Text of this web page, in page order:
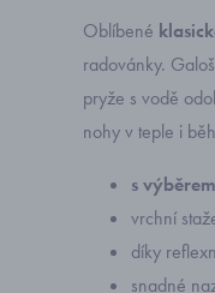
Oblíbené
radovánky.
pryže s vodě
nohy v teple i
s
vrchní
díky
snadné